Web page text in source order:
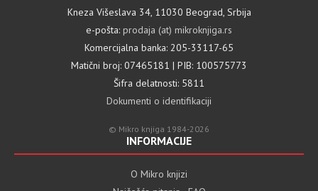
Kneza Višeslava 34, 11030 Beograd, Srbija
e-pošta: prodaja (at) mikroknjiga.rs
Komercijalna banka: 205-33117-65
Matični broj: 07465181 | PIB: 100575773
Šifra delatnosti: 5811
Dokumenti o identifikaciji
© Mikro knjiga 1984-2026
INFORMACIJE
O Mikro knjizi